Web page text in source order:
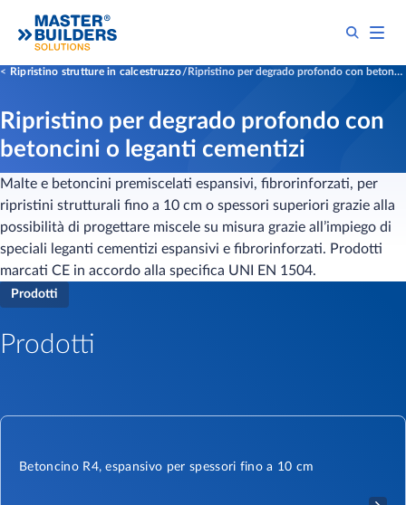
Ripristino strutture in calcestruzzo Ripristino per degrado profondo con betoncini o leganti cementizi
Ripristino per degrado profondo con
betoncini o leganti cementizi
Malte e betoncini premiscelati espansivi, fibrorinforzati, per
ripristini strutturali fino a 10 cm o spessori superiori grazie alla
possibilità di progettare miscele su misura grazie all’impiego di
speciali leganti cementizi espansivi e fibrorinforzati. Prodotti
marcati CE in accordo alla specifica UNI EN 1504.
Prodotti
Prodotti
Betoncino R4, espansivo per spessori fino a 10 cm